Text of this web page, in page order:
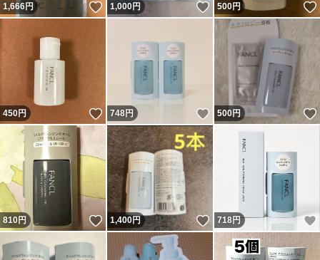
1,666円 いいね！
1,000円 いいね！
500円
450円 いいね！
748円 いいね！
500円
810円 いいね！
1,400円 いいね！
718円